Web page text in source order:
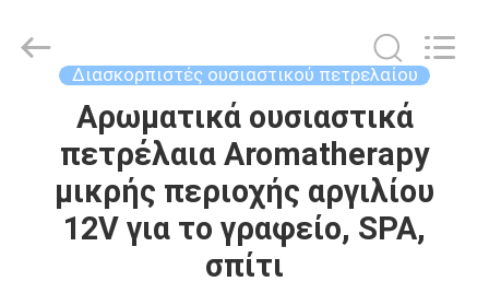
ΠΡΟΪΌΝΤΑ
Διασκορπιστές ουσιαστικού πετρελαίου
Αρωματικά ουσιαστικά
πετρέλαια Aromatherapy
μικρής περιοχής αργιλίου
12V για το γραφείο, SPA,
σπίτι